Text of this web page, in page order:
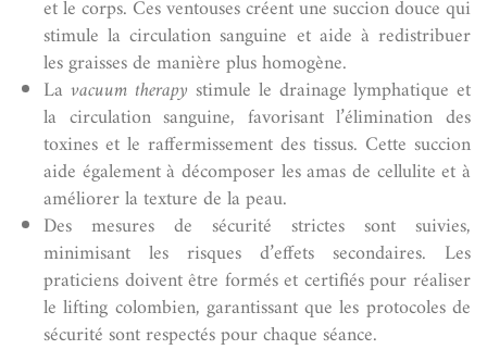
et le corps. Ces ventouses créent une succion douce qui
stimule la circulation sanguine et aide à redistribuer
les graisses de manière plus homogène.
La vacuum therapy stimule le drainage lymphatique et
la circulation sanguine, favorisant l’élimination des
toxines et le raffermissement des tissus. Cette succion
aide également à décomposer les amas de cellulite et à
améliorer la texture de la peau.
Des mesures de sécurité strictes sont suivies,
minimisant les risques d’effets secondaires. Les
praticiens doivent être formés et certifiés pour réaliser
le lifting colombien, garantissant que les protocoles de
sécurité sont respectés pour chaque séance.